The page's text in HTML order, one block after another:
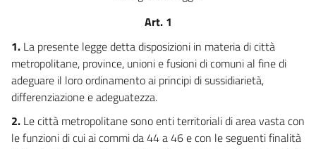
Art. 1
1. La presente legge detta disposizioni in materia di città
metropolitane, province, unioni e fusioni di comuni al fine di
adeguare il loro ordinamento ai principi di sussidiarietà,
differenziazione e adeguatezza.
2. Le città metropolitane sono enti territoriali di area vasta con
le funzioni di cui ai commi da 44 a 46 e con le seguenti finalità